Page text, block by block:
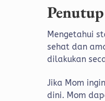
Penutup
Mengetahui
sehat dan
dilakukan
Jika Mom
dini. Mom